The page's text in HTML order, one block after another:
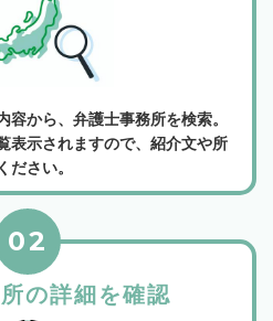
から、弁護士事務所を検索。
表示されますので、紹介文や所
ださい。
の詳細を確認
02